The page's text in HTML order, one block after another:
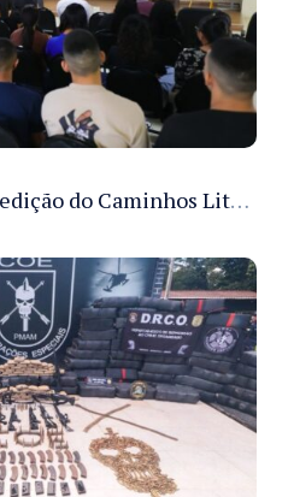
Sejusc participa da 5ª edição do Caminhos Literários com foco na cultura hip-hop nas unidades socioeducativas